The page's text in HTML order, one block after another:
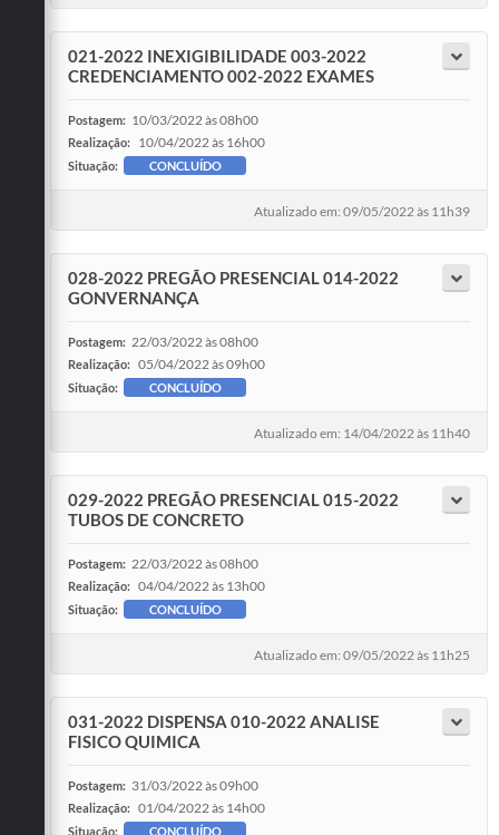
021-2022 INEXIGIBILIDADE 003-2022
CREDENCIAMENTO 002-2022 EXAMES
Postagem: 10/03/2022 às 08h00
Realização: 10/04/2022 às 16h00
Situação: CONCLUÍDO
Atualizado em: 09/05/2022 às 11h39
028-2022 PREGÃO PRESENCIAL 014-2022
GONVERNANÇA
Postagem: 22/03/2022 às 08h00
Realização: 05/04/2022 às 09h00
Situação: CONCLUÍDO
Atualizado em: 14/04/2022 às 11h40
029-2022 PREGÃO PRESENCIAL 015-2022
TUBOS DE CONCRETO
Postagem: 22/03/2022 às 08h00
Realização: 04/04/2022 às 13h00
Situação: CONCLUÍDO
Atualizado em: 09/05/2022 às 11h25
031-2022 DISPENSA 010-2022 ANALISE
FISICO QUIMICA
Postagem: 31/03/2022 às 09h00
Realização: 01/04/2022 às 14h00
Situação: CONCLUÍDO